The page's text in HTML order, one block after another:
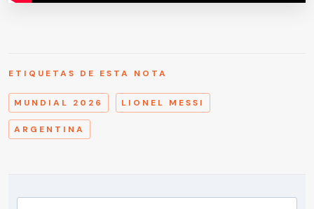
ETIQUETAS DE ESTA NOTA
MUNDIAL 2026 LIONEL MESSI
ARGENTINA